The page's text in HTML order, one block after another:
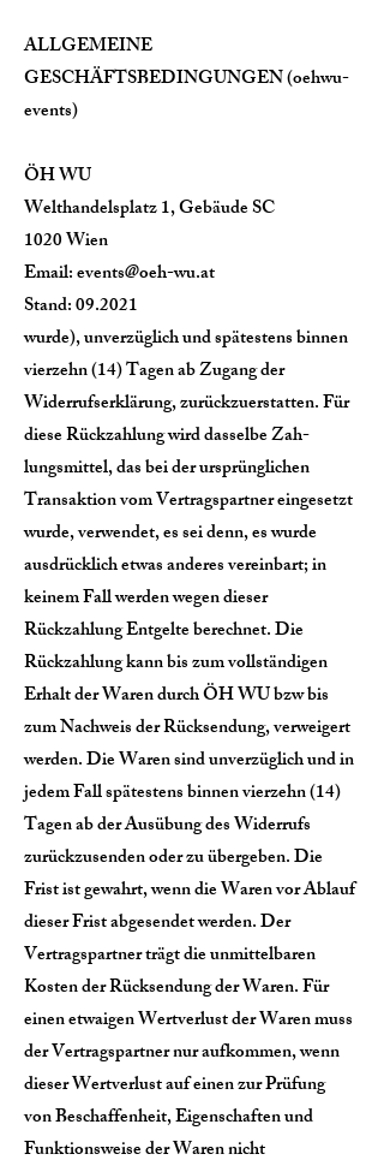
ALLGEMEINE
GESCHÄFTSBEDINGUNGEN (oehwu-
events)
ÖH WU
Welthandelsplatz 1, Gebäude SC
1020 Wien
Email:events@oeh-wu.at
Stand: 09.2021
wurde), unverzüglich und spätestens binnen
vierzehn (14) Tagen ab Zugang der
Widerrufserklärung, zurückzuerstatten. Für
diese Rückzahlung wird dasselbe Zah-
lungsmittel, das bei der ursprünglichen
Transaktion vom Vertragspartner eingesetzt
wurde, verwendet, es sei denn, es wurde
ausdrücklich etwas anderes vereinbart; in
keinem Fall werden wegen dieser
Rückzahlung Entgelte berechnet. Die
Rückzahlung kann bis zum vollständigen
Erhalt der Waren durch ÖH WU bzw bis
zum Nachweis der Rücksendung, verweigert
werden. Die Waren sind unverzüglich und in
jedem Fall spätestens binnen vierzehn (14)
Tagen ab der Ausübung des Widerrufs
zurückzusenden oder zu übergeben. Die
Frist ist gewahrt, wenn die Waren vor Ablauf
dieser Frist abgesendet werden. Der
Vertragspartner trägt die unmittelbaren
Kosten der Rücksendung der Waren. Für
einen etwaigen Wertverlust der Waren muss
der Vertragspartner nur aufkommen, wenn
dieser Wertverlust auf einen zur Prüfung
von Beschaffenheit, Eigenschaften und
Funktionsweise der Waren nicht